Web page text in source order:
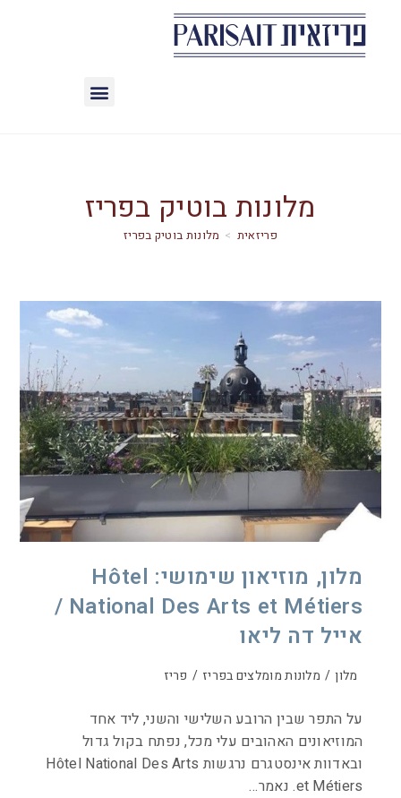
מלונות בוטיק בפריז
> מלונות בוטיק בפריז
מלון, מוזיאון שימושי: Hôtel
National Des Arts et Métiers /
אייל דה ליאו
מלון / מלונות מומלצים בפריז / פריז
על התפר שבין הרובע השלישי והשני, ליד אחד
המוזיאונים האהובים עלי מכל, נפתח בקול גדול
ובאדוות אינסטגרם נרגשות Hôtel National Des Arts
et Métiers. נאמר…